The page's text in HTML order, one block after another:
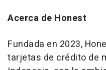
Acerca de Honest
Fundada en 2023,
tarjetas de crédito de